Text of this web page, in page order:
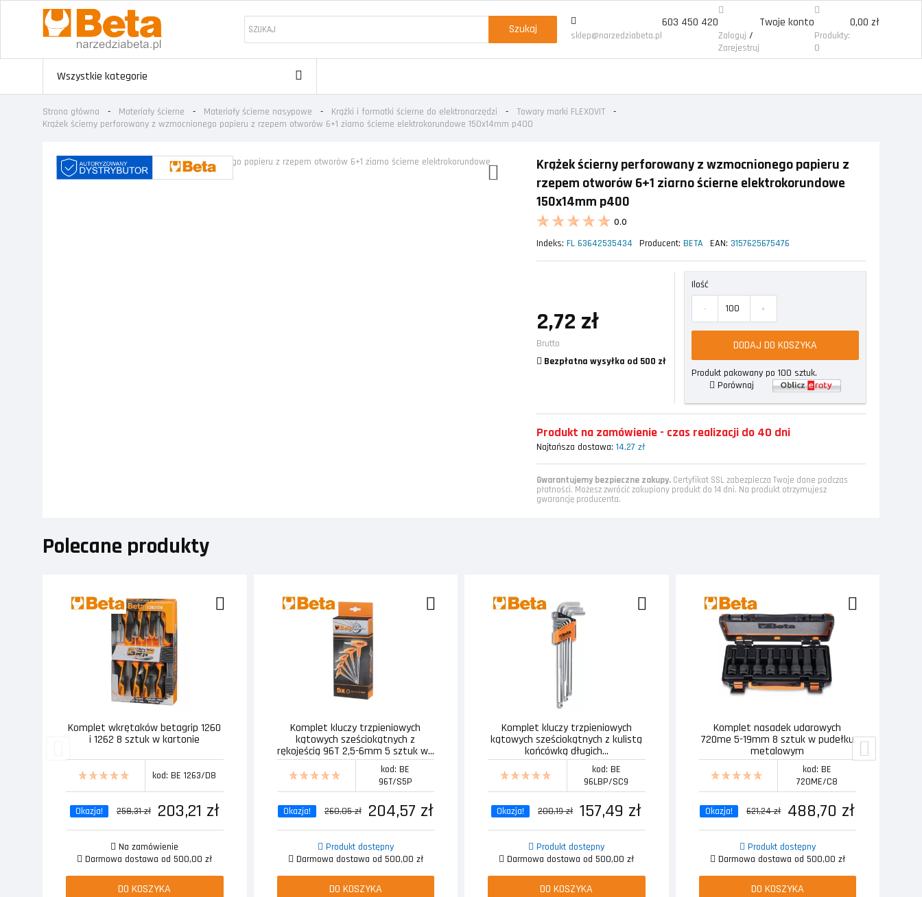
Szukaj 603 450 420
sklep@narzedziabeta.pl
Twoje konto
Zaloguj /
Zarejestruj
0,00 zł
Produkty:
0
Wszystkie kategorie
Strona główna Materiały ścierne Materiały ścierne nasypowe Krążki i formatki ścierne do elektronarzędzi
Towary marki FLEXOVIT
Krążek ścierny perforowany z wzmocnionego papieru z rzepem otworów 6+1 ziarno ścierne elektrokorundowe 150x14mm p400
Krążek ścierny perforowany z wzmocnionego papieru z
rzepem otworów 6+1 ziarno ścierne elektrokorundowe
150x14mm p400
0.0
Indeks: FL 63642535434 Producent: BETA EAN: 3157625675476
2,72 zł
Brutto
Bezpłatna wysyłka od 500 zł
Ilość
- +
DODAJ DO KOSZYKA
Produkt pakowany po 100 sztuk.
Porównaj
Produkt na zamówienie - czas realizacji do 40 dni
Najtańsza dostawa: 14,27 zł
Gwarantujemy bezpieczne zakupy.Certyfikat SSL zabezpiecza Twoje dane podczas
płatności. Możesz zwrócić zakupiony produkt do 14 dni. Na produkt otrzymujesz
gwarancję producenta.
Polecane produkty
Komplet wkrętaków betagrip 1260
i 1262 8 sztuk w kartonie
kod: BE 1263/D8
Okazja! 258,31 zł 203,21 zł
Na zamówienie
Darmowa dostawa od 500,00 zł
DO KOSZYKA
Komplet kluczy trzpieniowych
kątowych sześciokątnych z
rękojeścią 96T 2,5-6mm 5 sztuk w...
kod: BE
96T/S5P
Okazja! 260,05 zł 204,57 zł
Produkt dostępny
Darmowa dostawa od 500,00 zł
DO KOSZYKA
Komplet kluczy trzpieniowych
kątowych sześciokątnych z kulistą
końcówką długich...
kod: BE
96LBP/SC9
Okazja! 200,19 zł 157,49 zł
Produkt dostępny
Darmowa dostawa od 500,00 zł
DO KOSZYKA
Komplet nasadek udarowych
720me 5-19mm 8 sztuk w pudełku
metalowym
kod: BE
720ME/C8
Okazja! 621,24 zł 488,70 zł
Produkt dostępny
Darmowa dostawa od 500,00 zł
DO KOSZYKA